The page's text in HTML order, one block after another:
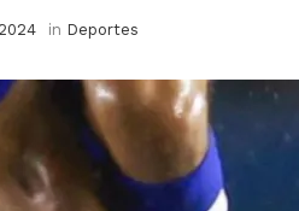
in Deportes